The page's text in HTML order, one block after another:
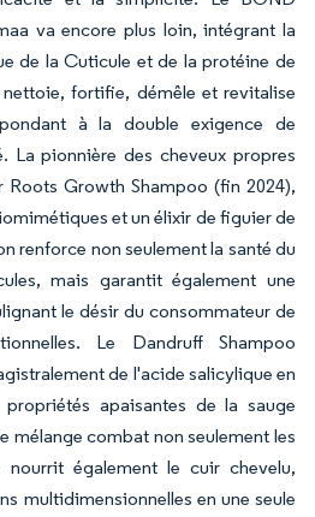
va encore plus loin, intégrant la
de la Cuticule et de la protéine de
fortifie, démêle et revitalise
à la double exigence de
La pionnière des cheveux propres
Roots Growth Shampoo (fin 2024),
et un élixir de figuier de
renforce non seulement la santé du
mais garantit également une
le désir du consommateur de
Le Dandruff Shampoo
de l'acide salicylique en
apaisantes de la sauge
mélange combat non seulement les
également le cuir chevelu,
multidimensionnelles en une seule